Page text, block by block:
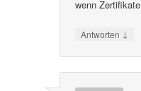
wenn
Antworten ↓